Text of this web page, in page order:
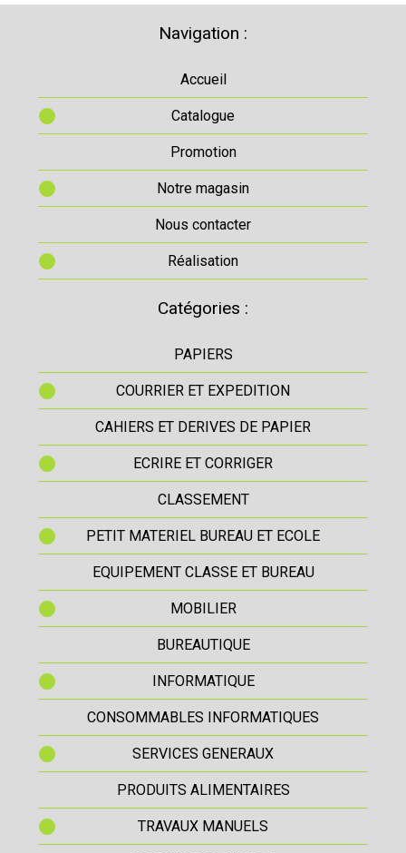
Navigation :
Accueil
Catalogue
Promotion
Notre magasin
Nous contacter
Réalisation
Catégories :
PAPIERS
COURRIER ET EXPEDITION
CAHIERS ET DERIVES DE PAPIER
ECRIRE ET CORRIGER
CLASSEMENT
PETIT MATERIEL BUREAU ET ECOLE
EQUIPEMENT CLASSE ET BUREAU
MOBILIER
BUREAUTIQUE
INFORMATIQUE
CONSOMMABLES INFORMATIQUES
SERVICES GENERAUX
PRODUITS ALIMENTAIRES
TRAVAUX MANUELS